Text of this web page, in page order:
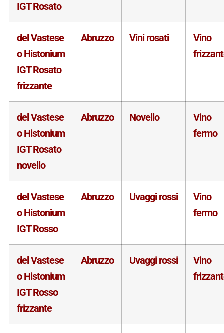
IGT Rosato
del Vastese
o Histonium
IGT Rosato
frizzante
Abruzzo Vini rosati
Vino
del Vastese
o Histonium
IGT Rosato
novello
Abruzzo Novello
Vino
fermo
del Vastese
o Histonium
IGT Rosso
Abruzzo Uvaggi rossi
Vino
fermo
del Vastese
o Histonium
IGT Rosso
frizzante
Abruzzo Uvaggi rossi
Vino